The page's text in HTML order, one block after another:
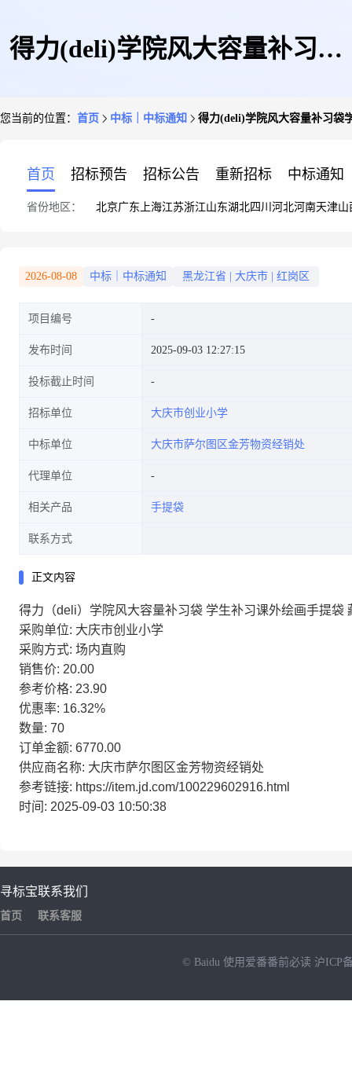
得力(deli)学院风大容量补习袋
您当前的位置： 首页 中标｜中标通知 得力(deli)学院风大容量补习袋
首页 招标预告 招标公告 重新招标 中标通知
省份地区： 北京广东 上海江苏浙江山东湖北四川 河北河南天津山
2026-08-08 中标｜中标通知 黑龙江省 大庆市 红岗区
项目编号
发布时间 2025-09-03 12:27:15
投标截止时间
招标单位 大庆市创业小学
中标单位 大庆市萨尔图区金芳物资经销处
代理单位
相关产品 手提袋
联系方式
正文内容
得力（deli）学院风大容量补习袋 学生补习课外绘画手提袋
采购单位: 大庆市创业小学
采购方式: 场内直购
销售价: 20.00
参考价格: 23.90
优惠率: 16.32%
数量: 70
订单金额: 6770.00
供应商名称: 大庆市萨尔图区金芳物资经销处
参考链接: https://item.jd.com/100229602916.html
时间: 2025-09-03 10:50:38
寻标宝
首页
联系我们
联系客服
© Baidu 使用爱番番前必读 沪ICP